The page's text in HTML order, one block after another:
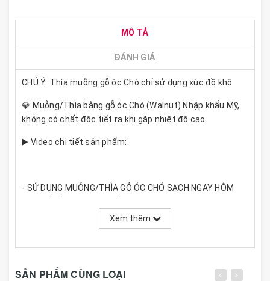
MÔ TẢ
ĐÁNH GIÁ
CHÚ Ý: Thìa muỗng gỗ óc Chó chỉ sử dụng xúc đồ khô
💎 Muỗng/Thìa bằng gỗ óc Chó (Walnut) Nhập khẩu Mỹ,
không có chất độc tiết ra khi gặp nhiệt độ cao.
▶️ Video chi tiết sản phẩm:
- SỬ DỤNG MUỖNG/THÌA GỖ ÓC CHÓ SẠCH NGAY HÔM
✔ Bạn có biết trà có tính hút ẩm và hút mùi rất cao,
có của trà, độ ngon của trà cũng cũng vì thế mà giảm đi.
Xem thêm
SẢN PHẨM CÙNG LOẠI